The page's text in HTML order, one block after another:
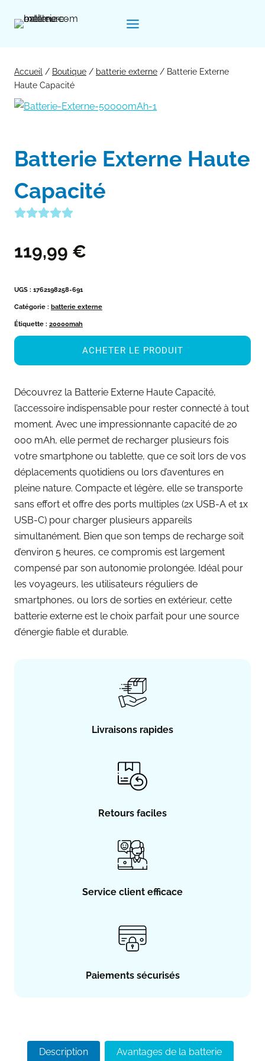
Accueil / Boutique / batterie externe / Batterie Externe
Haute Capacité
Batterie Externe Haute
Capacité
119,99 €
UGS : 1762198258-691
Catégorie : batterie externe
Étiquette : 20000mah
ACHETER LE PRODUIT
Découvrez la Batterie Externe Haute Capacité,
l’accessoire indispensable pour rester connecté à tout
moment. Avec une impressionnante capacité de 20
000 mAh, elle permet de recharger plusieurs fois
votre smartphone ou tablette, que ce soit lors de vos
déplacements quotidiens ou lors d’aventures en
pleine nature. Compacte et légère, elle se transporte
sans effort et offre des ports multiples (2x USB-A et 1x
USB-C) pour charger plusieurs appareils
simultanément. Bien que son temps de recharge soit
d’environ 5 heures, ce compromis est largement
compensé par son autonomie prolongée. Idéal pour
les voyageurs, les utilisateurs réguliers de
smartphones, ou lors de sorties en extérieur, cette
batterie externe est le choix parfait pour une source
d’énergie fiable et durable.
Livraisons rapides
Retours faciles
Service client efficace
Paiements sécurisés
Description Avantages de la batterie